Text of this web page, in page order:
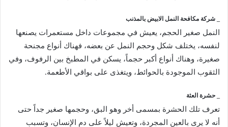
_ شركة مكافحة النمل الابيض بالمذنب
النمل صغير الحجم، يعيش في مجموعات داخل مستعمرات يصنعها
لنفسه، يختلف شكل وحجم النمل عن بعضه، فهناك أنواع مجنحة
صغيرة، وهناك أنواع أكبر حجماً، يسكن في المطبخ بين الرفوف، وفي
الثقوب الموجودة بالحوائط، ويتغذى على بواقي الأطعمة.
_ حشرة العثة
تعرف تلك الحشرة بمسمى أخر وهو البق، وحجمها صغير جداً حتى
أنه لا يرى بالعين المجردة، وتعيش ليلاً على دم الإنسان، وتسبب